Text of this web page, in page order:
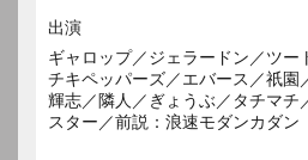
出演
ギャロップ／ジェラードン／ツー
チキペッパーズ／エバース／祇園
輝志／隣人／ぎょうぶ／タチマチ
スター／前説：浪速モダンカダン